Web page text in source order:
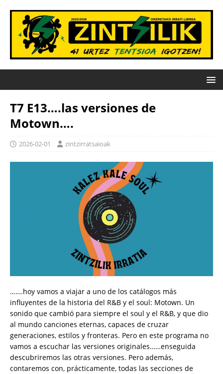
T7 E13….las versiones de
Motown….
2026-02-01 zintzirratsaioak
…….hoy vamos a viajar a uno de los catálogos más
influyentes de la historia del R&B y el soul: Motown. Un
sonido que cambió para siempre el soul y el R&B, y que dio
al mundo canciones eternas, capaces de cruzar
generaciones, estilos y fronteras. Pero en este programa no
vamos a escuchar las versiones originales……enseguida
descubriremos las otras versiones. Pero además,
contaremos con, prácticamente, todas las secciones de